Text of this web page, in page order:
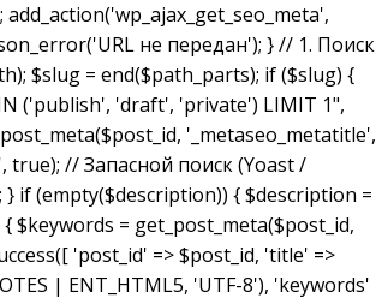
не передан'); } // 1. Поиск
$slug = end($path_parts); if ($slug) {
('publish', 'draft', 'private') LIMIT 1",
'_metaseo_metatitle',
true); // Запасной поиск (Yoast /
if (empty($description)) { $description =
$keywords = get_post_meta($post_id,
'post_id' => $post_id, 'title' =>
| ENT_HTML5, 'UTF-8'), 'keywords'